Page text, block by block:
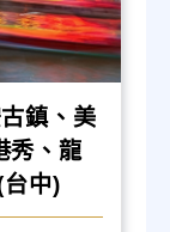
鎮、美
秀、龍
中)